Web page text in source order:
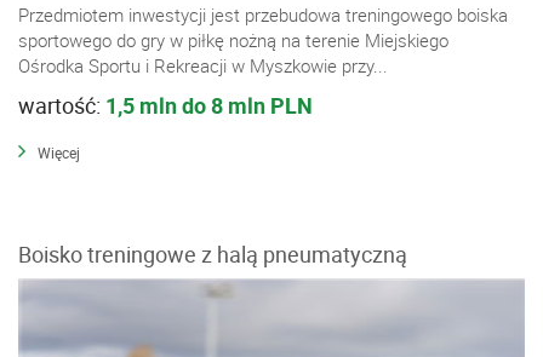
Przedmiotem inwestycji jest przebudowa treningowego boiska
sportowego do gry w piłkę nożną na terenie Miejskiego
Ośrodka Sportu i Rekreacji w Myszkowie przy...
wartość: 1,5 mln do 8 mln PLN
Więcej
Boisko treningowe z halą pneumatyczną